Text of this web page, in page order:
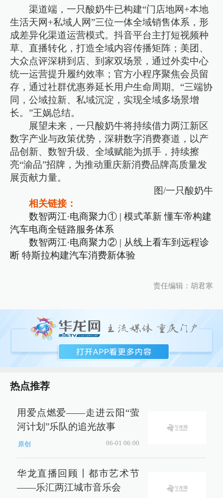
渠道端，一只酸奶牛已构建“门店地网+本地
生活天网+私域人网”三位一体全域销售体系，形
成差异化渠道运营模式。抖音平台主打短视频种
草、直播转化，打造全域内容传播矩阵；美团、
大众点评深耕到店、到家双场景，通过外卖中心
统一运营提升履约效率；官方小程序聚焦会员留
存，通过社群优惠券延长用户生命周期。“三端协
同，公域拉新、私域沉淀，实现全域多场景增
长。”王娲总结。
展望未来，一只酸奶牛将持续借力两江新区
数字产业与政策优势，深耕数字消费赛道，以产
品创新、数智升级、全域赋能为抓手，持续擦
亮“渝品”招牌，为推动重庆新消费品牌高质量发
展贡献力量。
图/一只酸奶牛
相关链接：
数智两江·电商聚力① | 模式革新 懂车帝构建
汽车电商全链路服务体系
数智两江·电商聚力② | 从线上看车到远程诊
断 特斯拉构建汽车消费新体验
责任编辑：胡君寒
热点推荐
用爱点燃爱——走进云阳“萤
河计划”乐队的追光故事
原创 06-01 06:00
华龙直播回顾丨都市艺术节
——乐汇两江城市音乐会